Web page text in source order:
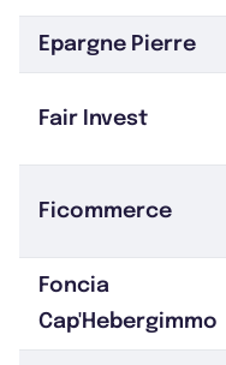
Epargne Pierre
Fair Invest
Ficommerce
Foncia
Cap'Hebergimmo